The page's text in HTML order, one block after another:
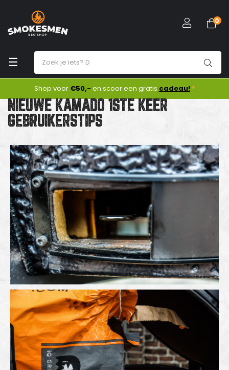
Toggle
navigation
☰
0
Shop voor €50,- en scoor een gratis cadeau! *
NIEUWE KAMADO 1STE KEER
GEBRUIKERSTIPS